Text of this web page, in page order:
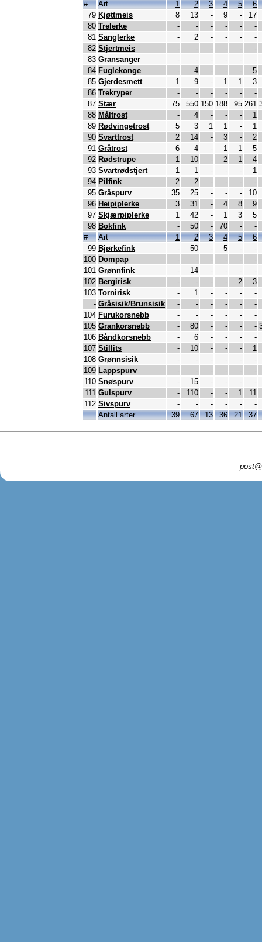
# Art 1 2 3 4 5
6
79 Kjøttmeis 8 13 - 9 -
17
80 Trelerke - - - - -
-
81 Sanglerke - 2 - - -
-
82 Stjertmeis - - - - -
-
83 Gransanger - - - - -
-
84 Fuglekonge - 4 - - -
5
85 Gjerdesmett 1 9 - 1 1
3
86 Trekryper - - - - -
-
87 Stær 75 550 150 188 95 261
88 Måltrost - 4 - - -
1
89 Rødvingetrost 5 3 1 1 -
1
90 Svarttrost 2 14 - 3 -
2
91 Gråtrost 6 4 - 1 1
5
92 Rødstrupe 1 10 - 2 1
4
93 Svartrødstjert 1 1 - - -
1
94 Pilfink 2 2 - - -
-
95 Gråspurv 35 25 - - -
10
96 Heipiplerke 3 31 - 4 8
9
97 Skjærpiplerke 1 42 - 1 3
5
98 Bokfink - 50 - 70 -
-
#
Art 1 2 3 4 5
6
99 Bjørkefink - 50 - 5 -
-
100 Dompap - - - - -
-
101 Grønnfink - 14 - - -
-
102 Bergirisk - - - - 2
3
103 Tornirisk - 1 - - -
-
- Gråsisik/Brunsisik - - - - -
-
104 Furukorsnebb - - - - -
-
105 Grankorsnebb - 80 - - - -
106 Båndkorsnebb - 6 - - -
-
107 Stillits - 10 - - -
1
108 Grønnsisik - - - - -
-
109 Lappspurv - - - - -
-
110 Snøspurv - 15 - - -
-
111 Gulspurv - 110 - - 1
11
112 Sivspurv - - - - -
-
Antall arter
39 67 13 36 21 37